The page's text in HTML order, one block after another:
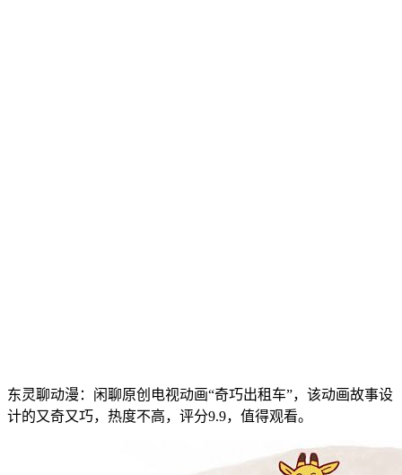
东灵聊动漫：闲聊原创电视动画“奇巧出租车”，该动画故事设
计的又奇又巧，热度不高，评分9.9，值得观看。